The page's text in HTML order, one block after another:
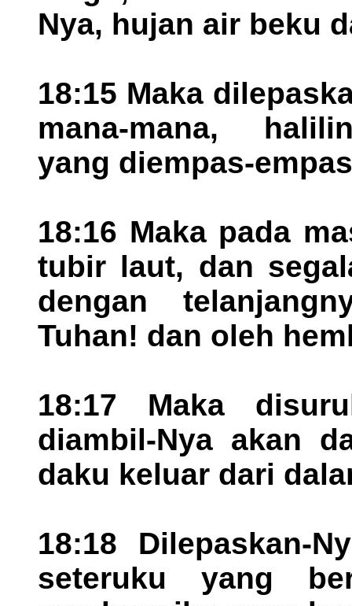
Nya, hujan air beku
18:15 Maka
mana-mana,
yang diempas-
18:16 Maka pada
tubir laut, dan
dengan
Tuhan! dan oleh
18:17 Maka
diambil-Nya akan
daku keluar dari
18:18 Dilepaskan-
seteruku yang